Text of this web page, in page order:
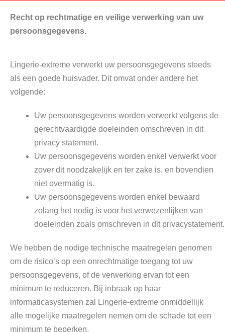
Recht op rechtmatige en veilige verwerking van uw
persoonsgegevens.
Lingerie-extreme verwerkt uw persoonsgegevens steeds
als een goede huisvader. Dit omvat onder andere het
volgende:
Uw persoonsgegevens worden verwerkt volgens de
gerechtvaardigde doeleinden omschreven in dit
privacy statement.
Uw persoonsgegevens worden enkel verwerkt voor
zover dit noodzakelijk en ter zake is, en bovendien
niet overmatig is.
Uw persoonsgegevens worden enkel bewaard
zolang het nodig is voor het verwezenlijken van
doeleinden zoals omschreven in dit privacystatement.
We hebben de nodige technische maatregelen genomen
om de risico’s op een onrechtmatige toegang tot uw
persoonsgegevens, of de verwerking ervan tot een
minimum te reduceren. Bij inbraak op haar
informaticasystemen zal Lingerie-extreme onmiddellijk
alle mogelijke maatregelen nemen om de schade tot een
minimum te beperken.